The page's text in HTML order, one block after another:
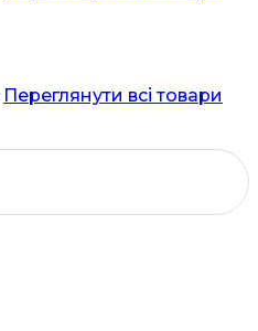
Переглянути всі товари